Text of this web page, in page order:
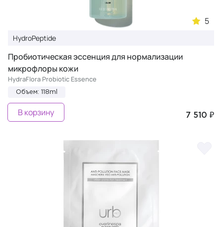
5
HydroPeptide
Пробиотическая эссенция для нормализации
микрофлоры кожи
HydraFlora Probiotic Essence
Объем: 118ml
7 510 ₽
В корзину